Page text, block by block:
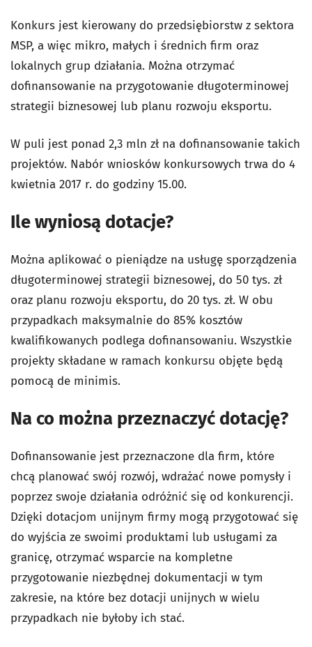
Konkurs jest kierowany do przedsiębiorstw z sektora
MSP, a więc mikro, małych i średnich firm oraz
lokalnych grup działania. Można otrzymać
dofinansowanie na przygotowanie długoterminowej
strategii biznesowej lub planu rozwoju eksportu.
W puli jest ponad 2,3 mln zł na dofinansowanie takich
projektów. Nabór wniosków konkursowych trwa do 4
kwietnia 2017 r. do godziny 15.00.
Ile wyniosą dotacje?
Można aplikować o pieniądze na usługę sporządzenia
długoterminowej strategii biznesowej, do 50 tys. zł
oraz planu rozwoju eksportu, do 20 tys. zł. W obu
przypadkach maksymalnie do 85% kosztów
kwalifikowanych podlega dofinansowaniu. Wszystkie
projekty składane w ramach konkursu objęte będą
pomocą de minimis.
Na co można przeznaczyć dotację?
Dofinansowanie jest przeznaczone dla firm, które
chcą planować swój rozwój, wdrażać nowe pomysły i
poprzez swoje działania odróżnić się od konkurencji.
Dzięki dotacjom unijnym firmy mogą przygotować się
do wyjścia ze swoimi produktami lub usługami za
granicę, otrzymać wsparcie na kompletne
przygotowanie niezbędnej dokumentacji w tym
zakresie, na które bez dotacji unijnych w wielu
przypadkach nie byłoby ich stać.